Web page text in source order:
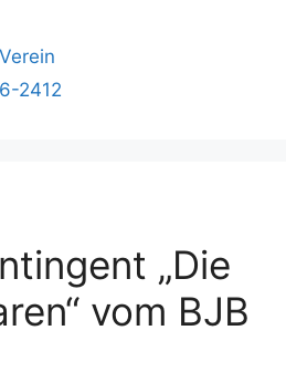
Verein
2412
„Die
vom BJB